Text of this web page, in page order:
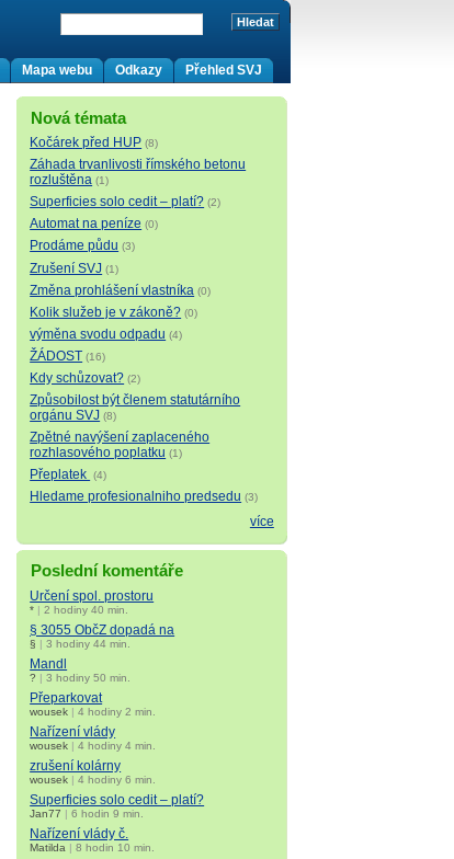
Přehled SVJ
Odkazy
Mapa webu
Nová témata
Kočárek před HUP (8)
Záhada trvanlivosti římského betonu
rozluštěna (1)
Superficies solo cedit – platí? (2)
Automat na peníze (0)
Prodáme půdu (3)
Zrušení SVJ (1)
Změna prohlášení vlastníka (0)
Kolik služeb je v zákoně? (0)
výměna svodu odpadu (4)
ŽÁDOST (16)
Kdy schůzovat? (2)
Způsobilost být členem statutárního
orgánu SVJ (8)
Zpětné navýšení zaplaceného
rozhlasového poplatku (1)
Přeplatek (4)
Hledame profesionalniho predsedu (3)
více
Poslední komentáře
Určení spol. prostoru
* |2 hodiny 40 min.
§ 3055 ObčZ dopadá na
§ |3 hodiny 44 min.
Mandl
? |3 hodiny 50 min.
Přeparkovat
wousek |4 hodiny 2 min.
Nařízení vlády
wousek |4 hodiny 4 min.
zrušení kolárny
wousek |4 hodiny 6 min.
Superficies solo cedit – platí?
Jan77 |6 hodin 9 min.
Nařízení vlády č.
Matilda |8 hodin 10 min.